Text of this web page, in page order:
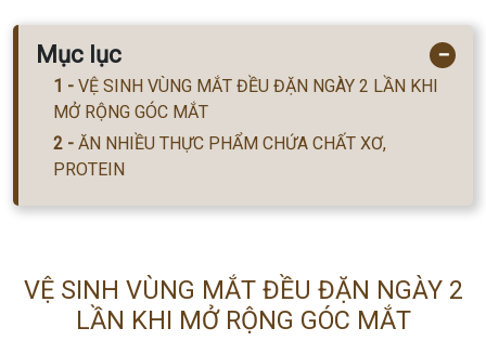
Mục lục −
VỆ SINH VÙNG MẮT ĐỀU ĐẶN NGÀY 2 LẦN KHI
MỞ RỘNG GÓC MẮT
ĂN NHIỀU THỰC PHẨM CHỨA CHẤT XƠ,
PROTEIN
VỆ SINH VÙNG MẮT ĐỀU ĐẶN NGÀY 2
LẦN KHI MỞ RỘNG GÓC MẮT